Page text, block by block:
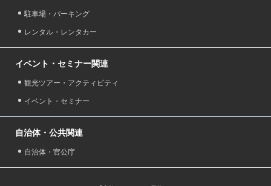
駐車場・パーキング
レンタル・レンタカー
イベント・セミナー関連
観光ツアー・アクティビティ
イベント・セミナー
自治体・公共関連
自治体・官公庁